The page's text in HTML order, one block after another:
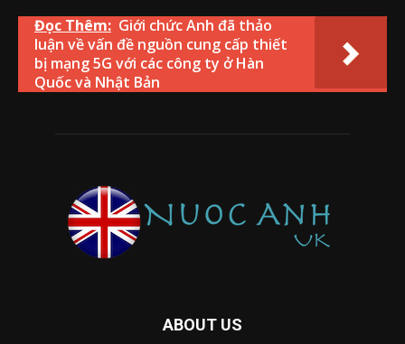
Đọc Thêm: Giới chức Anh đã thảo
luận về vấn đề nguồn cung cấp thiết
bị mạng 5G với các công ty ở Hàn
Quốc và Nhật Bản
ABOUT US